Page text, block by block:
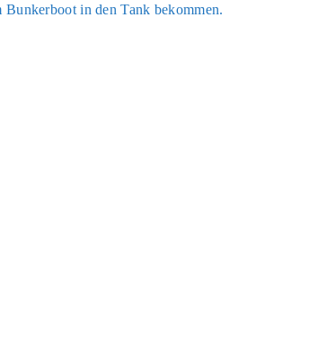
in den Tank bekom­men.